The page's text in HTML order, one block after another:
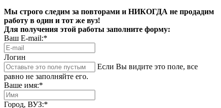
Мы строго следим за повторами и НИКОГДА не продадим
работу в один и тот же вуз!
Для получения этой работы заполните форму:
Ваш E-mail:*
Логин
Если Вы видите это поле, все
равно не заполняйте его.
Ваше имя:*
Город, ВУЗ:*